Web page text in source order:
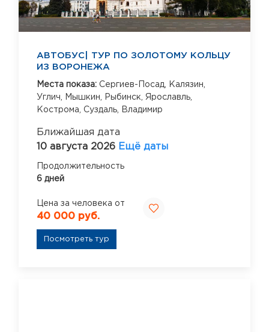
АВТОБУС| ТУР ПО ЗОЛОТОМУ КОЛЬЦУ
ИЗ ВОРОНЕЖА
Места показа: Сергиев-Посад,
Калязин,
Углич,
Мышкин, Рыбинск, Ярославль,
Кострома, Суздаль, Владимир
Ближайшая дата
10 августа 2026 Ещё даты
Продолжительность
6 дней
Цена за человека от
40 000 руб.
Посмотреть тур